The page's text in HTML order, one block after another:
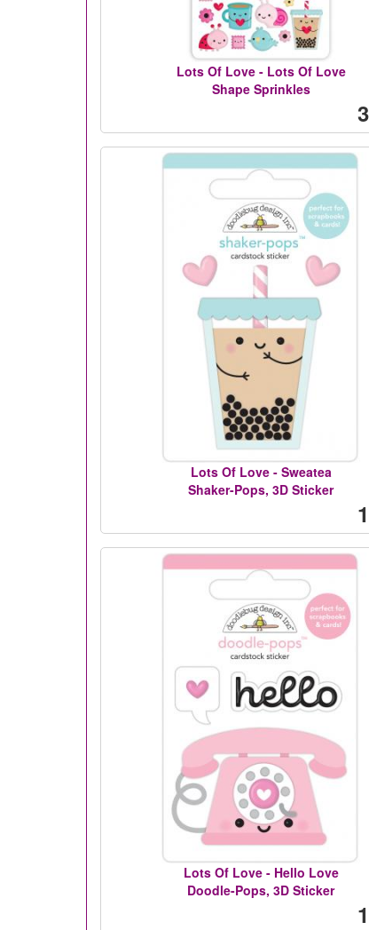
Lots Of Love - Lots Of Love
Shape Sprinkles
Lots Of Love - Sweatea
Shaker-Pops, 3D Sticker
Lots Of Love - Hello Love
Doodle-Pops, 3D Sticker